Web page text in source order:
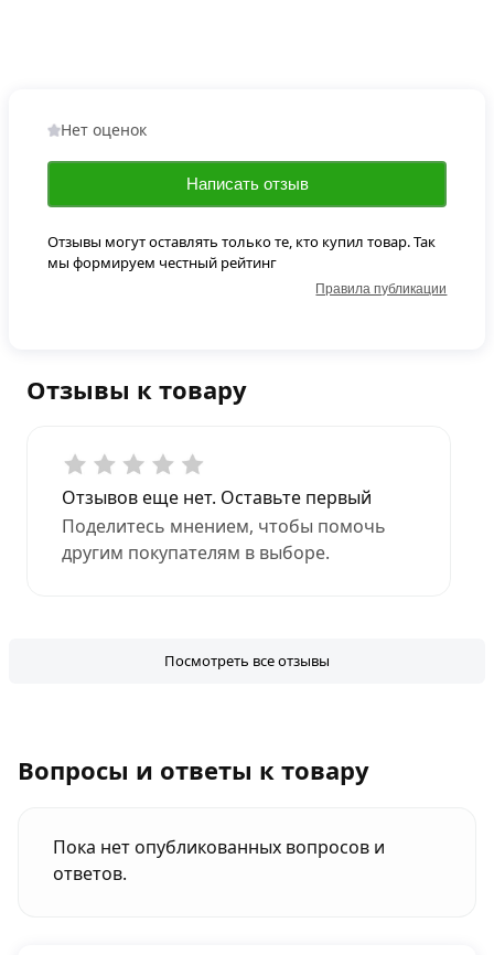
Отзывы к товару
Отзывов еще нет. Оставьте первый
Поделитесь мнением, чтобы помочь
другим покупателям в выборе.
Посмотреть все отзывы
Нет оценок
Написать отзыв
Отзывы могут оставлять только те, кто купил товар. Так
мы формируем честный рейтинг
Правила публикации
Вопросы и ответы к товару
Пока нет опубликованных вопросов и
ответов.